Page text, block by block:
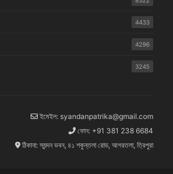
4433
4296
3245
ইমেইল: syandanpatrika@gmail.com
ফোন: +91 381 238 6684
ঠিকানা: স্যন্দন ভবন, ৪১ শকুন্তলা রোড, আগরতলা, ত্রিপুরা